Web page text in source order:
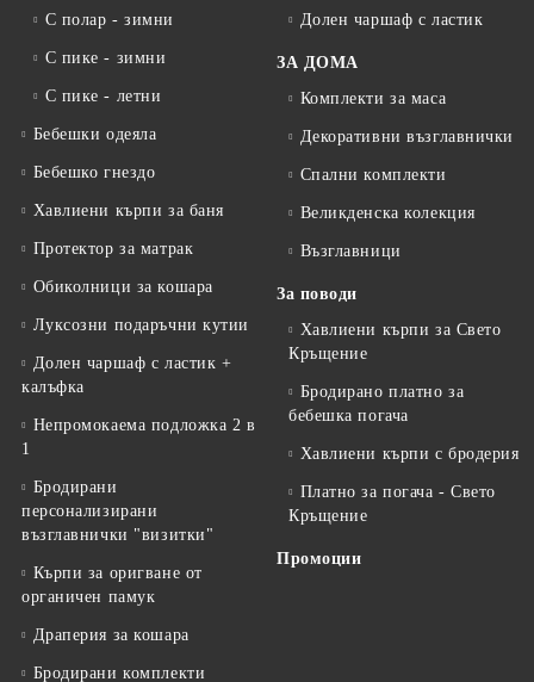
С полар - зимни
С пике - зимни
С пике - летни
Бебешки одеяла
Бебешко гнездо
Хавлиени кърпи за баня
Протектор за матрак
Обиколници за кошара
Луксозни подаръчни кутии
Долен чаршаф с ластик +
калъфка
Непромокаема подложка 2 в
1
Бродирани
персонализирани
възглавнички "визитки"
Кърпи за оригване от
органичен памук
Драперия за кошара
Бродирани комплекти
Долен чаршаф с ластик
ЗА ДОМА
Комплекти за маса
Декоративни възглавнички
Спални комплекти
Великденска колекция
Възглавници
За поводи
Хавлиени кърпи за Свето
Кръщение
Бродирано платно за
бебешка погача
Хавлиени кърпи с бродерия
Платно за погача - Свето
Кръщение
Промоции